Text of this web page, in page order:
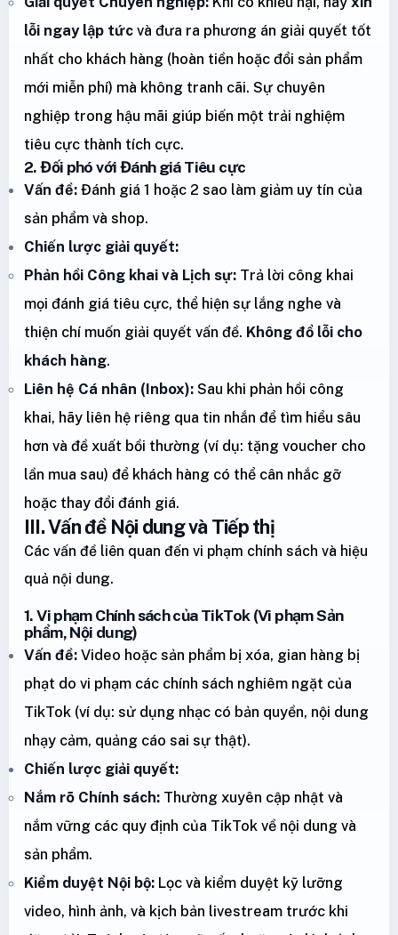
lỗi ngay lập tức và đưa ra phương án giải quyết tốt
nhất cho khách hàng (hoàn tiền hoặc đổi sản phẩm
mới miễn phí) mà không tranh cãi. Sự chuyên
nghiệp trong hậu mãi giúp biến một trải nghiệm
tiêu cực thành tích cực.
2. Đối phó với Đánh giá Tiêu cực
Vấn đề: Đánh giá 1 hoặc 2 sao làm giảm uy tín của
sản phẩm và shop.
Chiến lược giải quyết:
Phản hồi Công khai và Lịch sự: Trả lời công khai
mọi đánh giá tiêu cực, thể hiện sự lắng nghe và
thiện chí muốn giải quyết vấn đề. Không đổ lỗi cho
khách hàng.
Liên hệ Cá nhân (Inbox): Sau khi phản hồi công
khai, hãy liên hệ riêng qua tin nhắn để tìm hiểu sâu
hơn và đề xuất bồi thường (ví dụ: tặng voucher cho
lần mua sau) để khách hàng có thể cân nhắc gỡ
hoặc thay đổi đánh giá.
III. Vấn đề Nội dung và Tiếp thị
Các vấn đề liên quan đến vi phạm chính sách và hiệu
quả nội dung.
1. Vi phạm Chính sách của TikTok (Vi phạm Sản
phẩm, Nội dung)
Vấn đề: Video hoặc sản phẩm bị xóa, gian hàng bị
phạt do vi phạm các chính sách nghiêm ngặt của
TikTok (ví dụ: sử dụng nhạc có bản quyền, nội dung
nhạy cảm, quảng cáo sai sự thật).
Chiến lược giải quyết:
Nắm rõ Chính sách: Thường xuyên cập nhật và
nắm vững các quy định của TikTok về nội dung và
sản phẩm.
Kiểm duyệt Nội bộ: Lọc và kiểm duyệt kỹ lưỡng
video, hình ảnh, và kịch bản livestream trước khi